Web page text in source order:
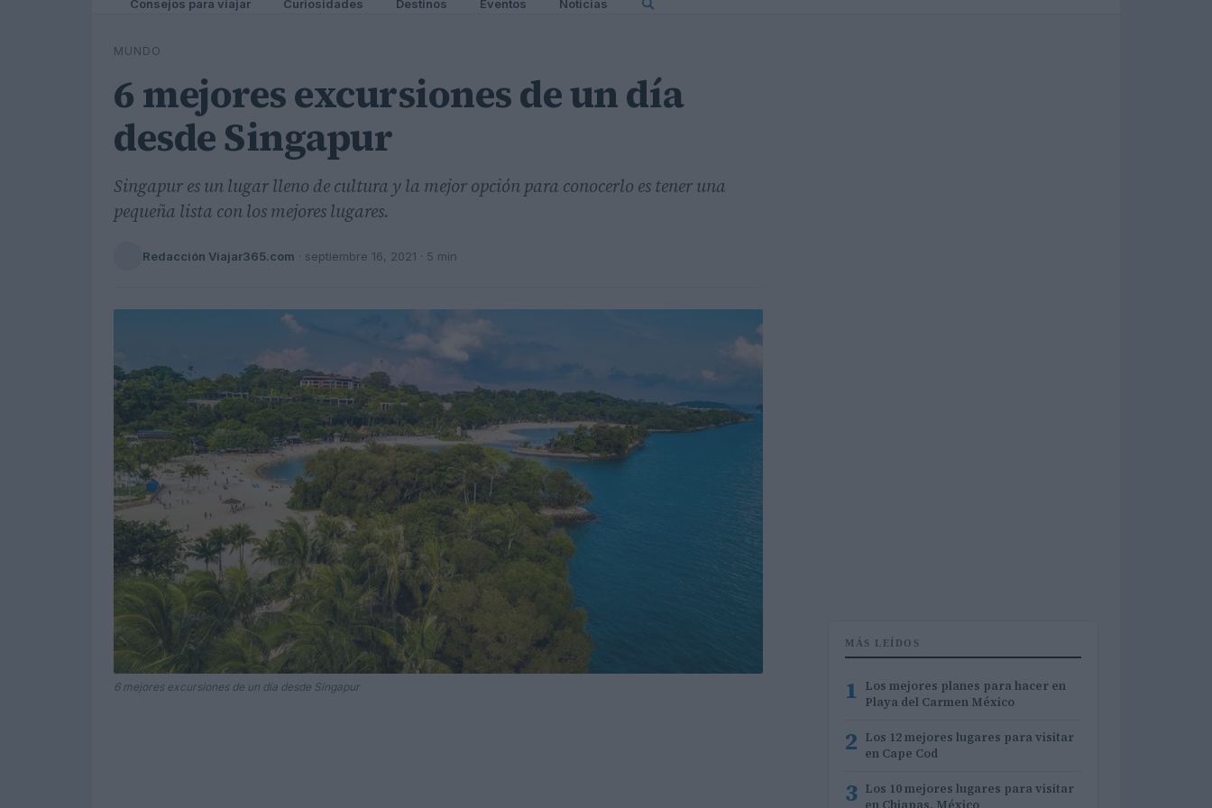
Consejos para viajar Curiosidades Destinos Eventos Noticias
MUNDO
6 mejores excursiones de un día
desde Singapur
Singapur es un lugar lleno de cultura y la mejor opción para conocerlo es tener una
pequeña lista con los mejores lugares.
Redacción Viajar365.com · septiembre 16, 2021 · 5 min
6 mejores excursiones de un día desde Singapur
MÁS LEÍDOS
1 Los mejores planes para hacer en
Playa del Carmen México
2 Los 12 mejores lugares para visitar
en Cape Cod
3 Los 10 mejores lugares para visitar
en Chiapas, México